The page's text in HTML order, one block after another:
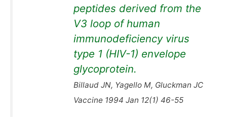
peptides derived from the
V3 loop of human
immunodeficiency virus
type 1 (HIV-1) envelope
glycoprotein.
Billaud JN, Yagello M, Gluckman JC
Vaccine 1994 Jan 12(1) 46-55